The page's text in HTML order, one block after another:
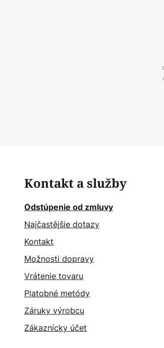
Kontakt a služby
Odstúpenie od zmluvy
Najčastějšie dotazy
Kontakt
Možnosti dopravy
Vrátenie tovaru
Platobné metódy
Záruky výrobcu
Zákaznícky účet